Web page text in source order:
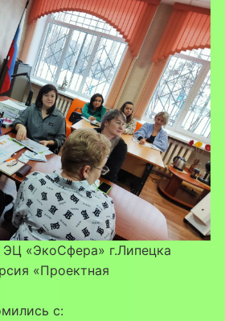
«ЭкоСфера» г.Липецка
«Проектная
с: